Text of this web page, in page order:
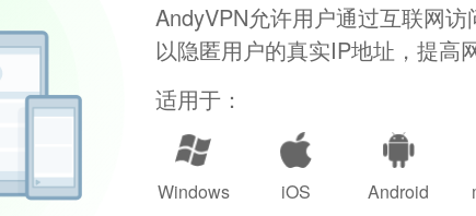
AndyVPN允许用户通过互联网
以隐匿用户的真实IP地址，提高
适用于：
Windows iOS Android